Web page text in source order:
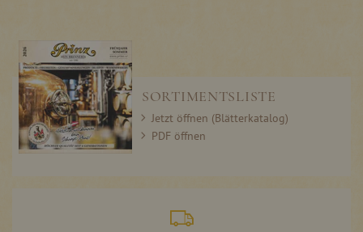
SORTIMENTSLISTE
Jetzt öffnen (Blätterkatalog)
PDF öffnen